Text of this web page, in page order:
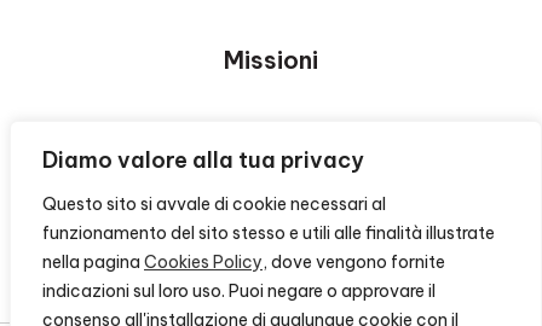
Diamo valore alla tua privacy
Questo sito si avvale di cookie necessari al
funzionamento del sito stesso e utili alle finalità illustrate
nella pagina Cookies Policy, dove vengono fornite
indicazioni sul loro uso. Puoi negare o approvare il
consenso all'installazione di qualunque cookie con il
Missioni
Area Beneficiari
Privacy e Informative
Contacts